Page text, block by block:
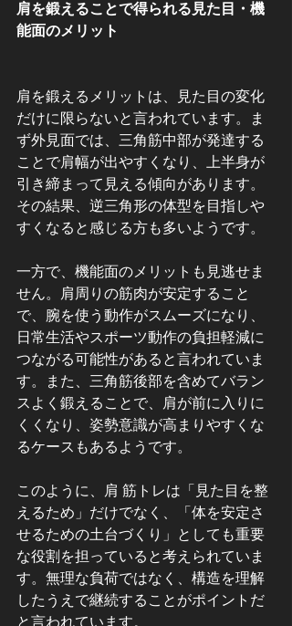
肩を鍛えることで得られる見た目・機
能面のメリット
肩を鍛えるメリットは、見た目の変化
だけに限らないと言われています。ま
ず外見面では、三角筋中部が発達する
ことで肩幅が出やすくなり、上半身が
引き締まって見える傾向があります。
その結果、逆三角形の体型を目指しや
すくなると感じる方も多いようです。
一方で、機能面のメリットも見逃せま
せん。肩周りの筋肉が安定すること
で、腕を使う動作がスムーズになり、
日常生活やスポーツ動作の負担軽減に
つながる可能性があると言われていま
す。また、三角筋後部を含めてバラン
スよく鍛えることで、肩が前に入りに
くくなり、姿勢意識が高まりやすくな
るケースもあるようです。
このように、肩 筋トレは「見た目を整
えるため」だけでなく、「体を安定さ
せるための土台づくり」としても重要
な役割を担っていると考えられていま
す。無理な負荷ではなく、構造を理解
したうえで継続することがポイントだ
と言われています。